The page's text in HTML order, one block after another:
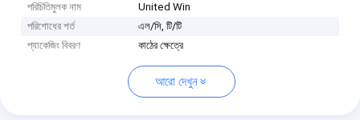
পরিচিতিমুলক নাম
United Win
পরিশোধের শর্ত
এল/সি, টি/টি
প্যাকেজিং বিবরণ
কাঠের ক্ষেত্রে
আরো দেখুন